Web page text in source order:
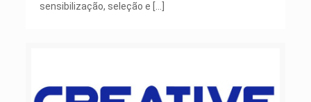
sensibilização, seleção e […]